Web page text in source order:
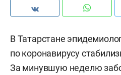
В Татарстане
по коронавирусу
За минувшую неделю